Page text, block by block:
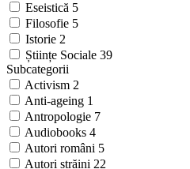
Eseistică 5
Filosofie 5
Istorie 2
Științe Sociale 39
Subcategorii
Activism 2
Anti-ageing 1
Antropologie 7
Audiobooks 4
Autori români 5
Autori străini 22